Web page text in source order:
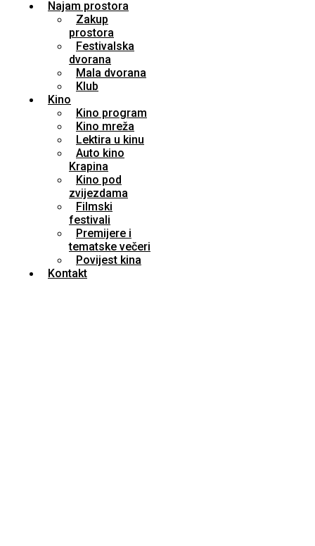
Najam prostora
Zakup
prostora
Festivalska
dvorana
Mala dvorana
Klub
Kino
Kino program
Kino mreža
Lektira u kinu
Auto kino
Krapina
Kino pod
zvijezdama
Filmski
festivali
Premijere i
tematske večeri
Povijest kina
Kontakt